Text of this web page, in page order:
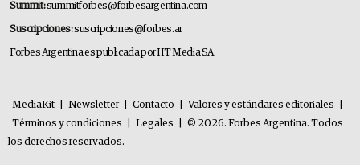
Summit:summitforbes@forbesargentina.com
Suscripciones:suscripciones@forbes.ar
Forbes Argentina es publicada por HT Media SA.
MediaKit Newsletter Contacto Valores y estándares editoriales
Términos y condiciones
Legales
© 2026. Forbes Argentina. Todos
los derechos reservados.